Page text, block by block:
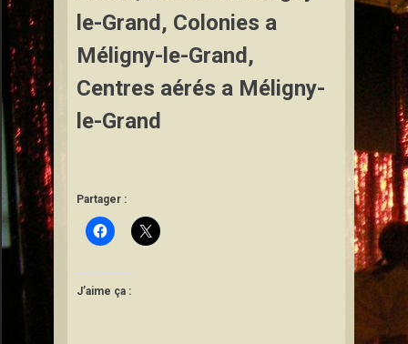
le-Grand, Colonies a
Méligny-le-Grand,
Centres aérés a Méligny-
le-Grand
Partager :
J’aime ça :